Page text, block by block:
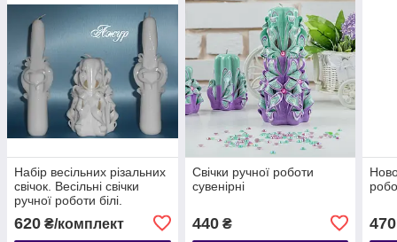
Набір весільних різальних
свічок. Весільні свічки
ручної роботи білі.
620 ₴/комплект
Свічки ручної роботи
сувенірні
440₴ 470